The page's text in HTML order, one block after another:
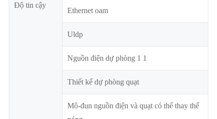
Độ tin cậy
Ethernet oam
Uldp
Nguồn điện dự phòng 1 1
Thiết kế dự phòng quạt
Mô-đun nguồn điện và quạt có thể thay thế